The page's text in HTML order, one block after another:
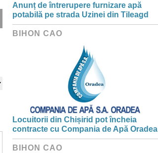
Anunț de întrerupere furnizare apă
potabilă pe strada Uzinei din Tileagd
BIHON CAO
Locuitorii din Chișirid pot încheia
contracte cu Compania de Apă Oradea
BIHON CAO